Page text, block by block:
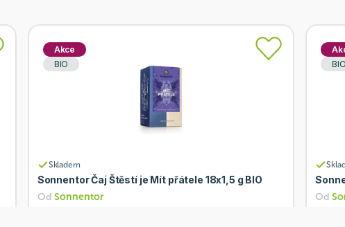
Akce
BIO
Skladem
Sonnentor Čaj Štěstí je Mít přátele 18x1,5 g BIO
Od Sonnentor
BIO
Od